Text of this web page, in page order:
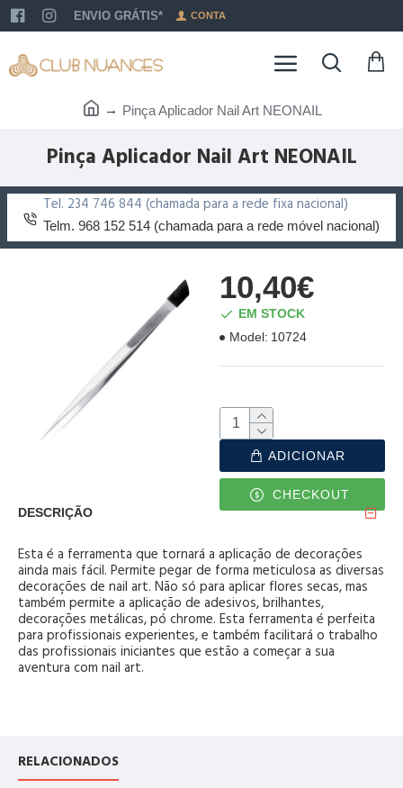
ENVIO GRÁTIS* CONTA
Pinça Aplicador Nail Art NEONAIL
Pinça Aplicador Nail Art NEONAIL
Tel. 234 746 844 (chamada para a rede fixa nacional)
Telm. 968 152 514 (chamada para a rede móvel nacional)
10,40€
EM STOCK
Model: 10724
ADICIONAR
CHECKOUT
DESCRIÇÃO
Esta é a ferramenta que tornará a aplicação de decorações
ainda mais fácil. Permite pegar de forma meticulosa as diversas
decorações de nail art. Não só para aplicar flores secas, mas
também permite a aplicação de adesivos, brilhantes,
decorações metálicas, pó chrome. Esta ferramenta é perfeita
para profissionais experientes, e também facilitará o trabalho
das profissionais iniciantes que estão a começar a sua
aventura com nail art.
RELACIONADOS